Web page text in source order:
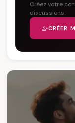
Créez votre
discussions.
CRÉER